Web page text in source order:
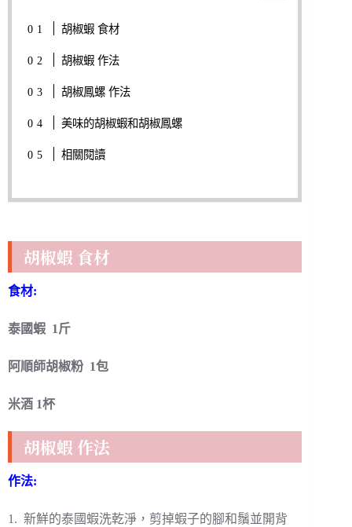
胡椒蝦 食材
胡椒蝦 作法
胡椒鳳螺 作法
美味的胡椒蝦和胡椒鳳螺
相關閱讀
胡椒蝦 食材
食材:
泰國蝦 1斤
阿順師胡椒粉 1包
米酒 1杯
胡椒蝦 作法
作法:
1. 新鮮的泰國蝦洗乾淨，剪掉蝦子的腳和鬚並開背